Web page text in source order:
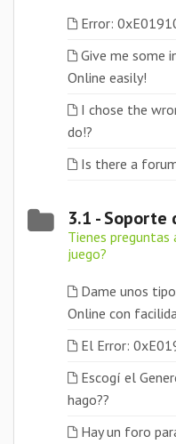
Error:
Give me some
Online easily!
I chose the
do!?
Is there a
3.1 - Soporte
Tienes
juego?
Dame unos
Online con
El Error:
Escogí el
hago??
Hay un foro